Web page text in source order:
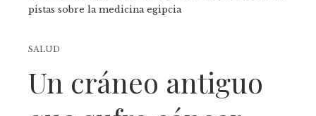
pistas sobre la medicina egipcia
SALUD
Un cráneo antiguo